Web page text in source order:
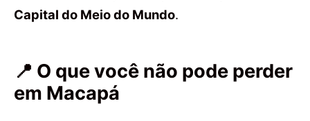
Capital do Meio do Mundo.
📍 O que você não pode perder
em Macapá